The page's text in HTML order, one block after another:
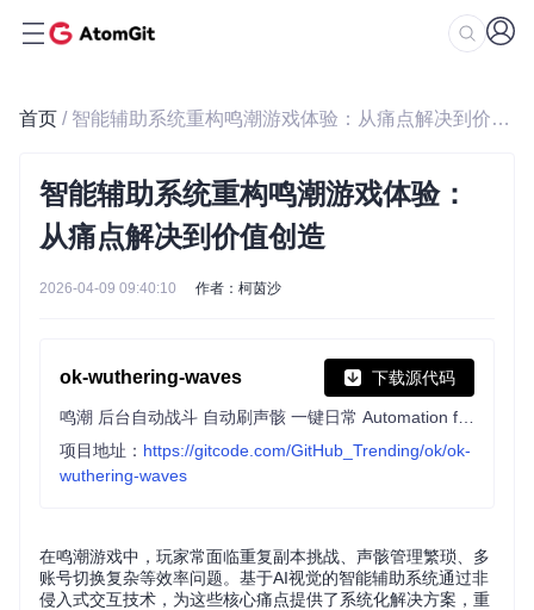
首页 / 智能辅助系统重构鸣潮游戏体验：从痛点解决到价值创造
智能辅助系统重构鸣潮游戏体验：
从痛点解决到价值创造
2026-04-09 09:40:10 作者：柯茵沙
ok-wuthering-waves 下载源代码
项目地址： https://gitcode.com/GitHub_Trending/ok/ok-
wuthering-waves
在鸣潮游戏中，玩家常面临重复副本挑战、声骸管理繁琐、多
账号切换复杂等效率问题。基于AI视觉的智能辅助系统通过非
侵入式交互技术，为这些核心痛点提供了系统化解决方案，重